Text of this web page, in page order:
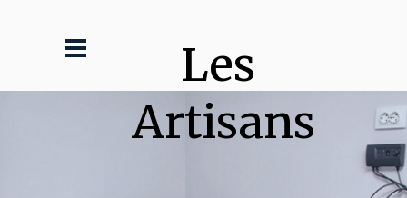
Les
Artisans